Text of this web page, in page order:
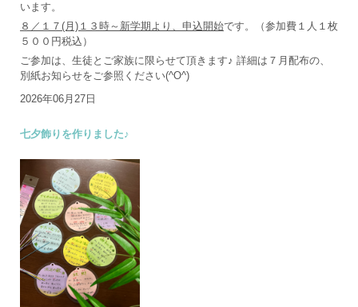
います。
８／１７(月)１３時～新学期より、申込開始です。（参加費１人１枚
５００円税込）
ご参加は、生徒とご家族に限らせて頂きます♪ 詳細は７月配布の、
別紙お知らせをご参照ください(^O^)
2026年06月27日
七夕飾りを作りました♪